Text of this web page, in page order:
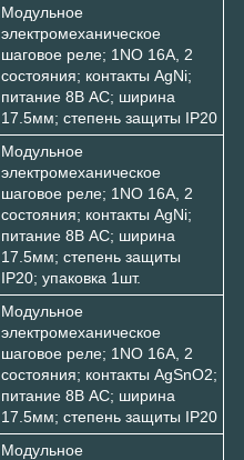
Модульное
электромеханическое
шаговое реле; 1NO 16А, 2
состояния; контакты AgNi;
питание 8В АC; ширина
17.5мм; степень защиты IP20
Модульное
электромеханическое
шаговое реле; 1NO 16А, 2
состояния; контакты AgNi;
питание 8В АC; ширина
17.5мм; степень защиты
IP20; упаковка 1шт.
Модульное
электромеханическое
шаговое реле; 1NO 16А, 2
состояния; контакты AgSnO2;
питание 8В АC; ширина
17.5мм; степень защиты IP20
Модульное